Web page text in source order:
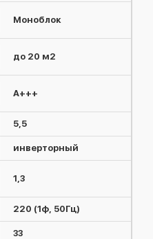
Моноблок
до 20 м2
A+++
5,5
инверторный
1,3
220 (1ф, 50Гц)
33